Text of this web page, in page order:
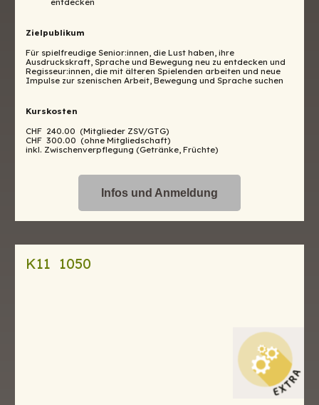
Zielpublikum
Für spielfreudige Senior:innen, die Lust haben, ihre
Ausdruckskraft, Sprache und Bewegung neu zu entdecken und
Regisseur:innen, die mit älteren Spielenden arbeiten und neue
Impulse zur szenischen Arbeit, Bewegung und Sprache suchen
Kurskosten
CHF 240.00 (Mitglieder ZSV/GTG)
CHF 300.00 (ohne Mitgliedschaft)
inkl. Zwischenverpflegung (Getränke, Früchte)
Infos und Anmeldung
K11 1050